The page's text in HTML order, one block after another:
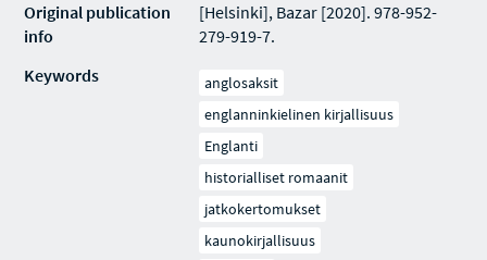
Original publication
info
[Helsinki], Bazar [2020]. 978-952-
279-919-7.
Keywords
anglosaksit
englanninkielinen kirjallisuus
Englanti
historialliset romaanit
jatkokertomukset
kaunokirjallisuus